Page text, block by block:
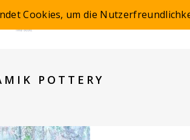
POTTERY
Cookies, um die